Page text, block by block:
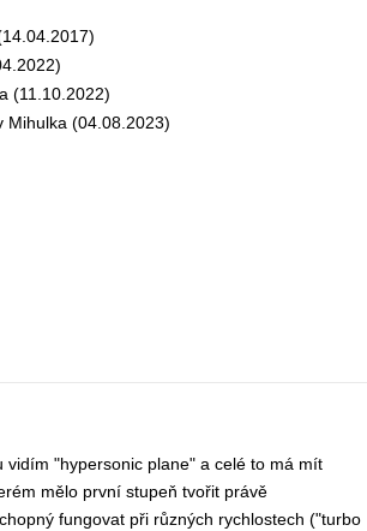
(04.08.2023)
"hypersonic plane" a celé to má mít
mělo první stupeň tvořit právě
fungovat při různých rychlostech ("turbo